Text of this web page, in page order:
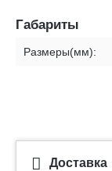
Габариты
Размеры(мм):
Доставка